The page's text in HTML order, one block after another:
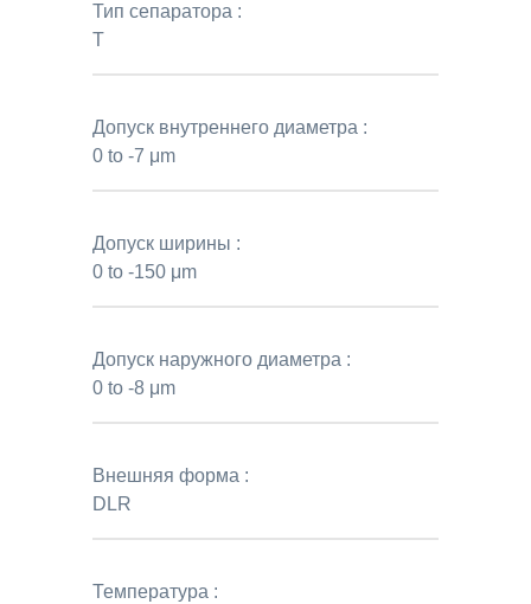
Тип сепаратора :
T
Допуск внутреннего диаметра :
0 to -7 μm
Допуск ширины :
0 to -150 μm
Допуск наружного диаметра :
0 to -8 μm
Внешняя форма :
DLR
Температура :